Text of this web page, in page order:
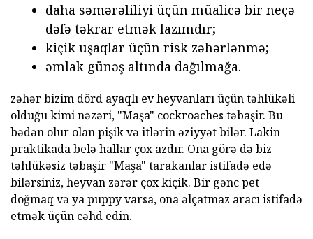
daha səmərəliliyi üçün müalicə bir neçə
dəfə təkrar etmək lazımdır;
kiçik uşaqlar üçün risk zəhərlənmə;
əmlak günəş altında dağılmağa.
zəhər bizim dörd ayaqlı ev heyvanları üçün təhlükəli
olduğu kimi nəzəri, "Maşa" cockroaches təbaşir. Bu
bədən olur olan pişik və itlərin əziyyət bilər. Lakin
praktikada belə hallar çox azdır. Ona görə də biz
təhlükəsiz təbaşir "Maşa" tarakanlar istifadə edə
bilərsiniz, heyvan zərər çox kiçik. Bir gənc pet
doğmaq və ya puppy varsa, ona əlçatmaz aracı istifadə
etmək üçün cəhd edin.